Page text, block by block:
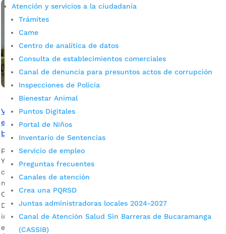
Atención y servicios a la ciudadanía
Trámites
Came
Centro de analítica de datos
Consulta de establecimientos comerciales
Canal de denuncia para presuntos actos de corrupción
Inspecciones de Policía
Bienestar Animal
Puntos Digitales
Portal de Niños
Inventario de Sentencias
Servicio de empleo
Preguntas frecuentes
Canales de atención
Crea una PQRSD
Juntas administradoras locales 2024-2027
Canal de Atención Salud Sin Barreras de Bucaramanga
(CASSIB)
Visite la ludoteca del Centro Cultural del Oriente, un
espacio inclusivo y de enseñanza para la niñez
bumanguesa
por Alcaldía de Bucaramanga
Ya abrió sus puertas este centro infantil, ubicado en la
carrera 19 No. 31 -73, que le apuesta al desarrollo físico y
mental de los menores a través del juego. Lisbeth Anaya
Cáceres, docente del Programa Municipal de Ludotecas
Descargar audio Libros, material audio-visual, disfraces,
instrumentos musicales, figuras, muñecos y accesorios,
entre otros elementos, contribuyen […]